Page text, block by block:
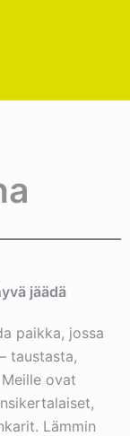
jäädä
paikka, jossa
taustasta,
ovat
Lämmin